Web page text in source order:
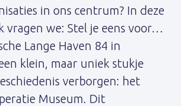
in ons centrum? In deze
vragen we: Stel je eens voor…
Lange Haven 84 in
klein, maar uniek stukje
verborgen: het
Museum. Dit